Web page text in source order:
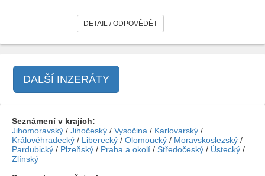
DETAIL / ODPOVĚDĚT
DALŠÍ INZERÁTY
Seznámení v krajích:
Jihomoravský / Jihočeský / Vysočina / Karlovarský /
Královéhradecký / Liberecký / Olomoucký / Moravskoslezský /
Pardubický / Plzeňský / Praha a okolí / Středočeský / Ústecký /
Zlínský